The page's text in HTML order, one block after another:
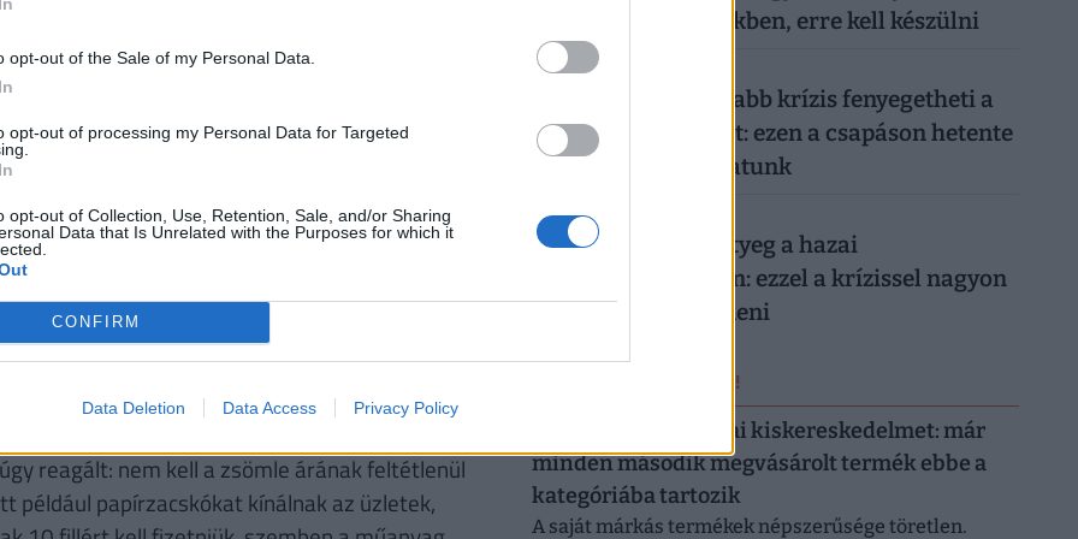
opt-out of the Sale of my Personal Data.
opt-out of processing my Personal Data for Targeted
opt-out of Collection, Use, Retention, Sale, and/or Sharing
Data that Is Unrelated with the Purposes for which it
CONFIRM
Data Deletion Data Access Privacy Policy
garancia, úgy tűnik ez időskori
a cikkben, illetve a Pénzcentrumnyugdíj
díjkivetés módját, a CBA Kereskedelmi Kft.
a várható drágulásra egyes élelmiszerek,
élelmiszerek értékesítésekor ugyanis
de ezt persze az árakban
reagált: nem kell a zsömle árának feltétlenül
például papírzacskókat kínálnak az üzletek,
háziorvosi rendelőkben, erre kell készülni
2026. augusztus 7.
Hiába a jó hírek, újabb krízis fenyegetheti a
magyar gazdaságot: ezen a csapáson hetente
milliárdokat bukhatunk
2026. augusztus 7.
Időzített bomba ketyeg a hazai
nyugdíjrendszerben: ezzel a krízissel nagyon
nehéz lesz mit kezdeni
ERRŐL NE MARADJ LE!
Letarolták az európai kiskereskedelmet: már
minden második megvásárolt termék ebbe a
kategóriába tartozik
A saját márkás termékek népszerűsége töretlen.